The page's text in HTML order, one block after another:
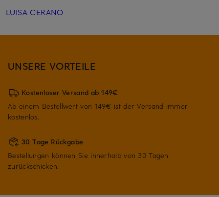
LUISA CERANO
UNSERE VORTEILE
Kostenloser Versand ab 149€
Ab einem Bestellwert von 149€ ist der Versand immer
kostenlos.
30 Tage Rückgabe
Bestellungen können Sie innerhalb von 30 Tagen
zurückschicken.